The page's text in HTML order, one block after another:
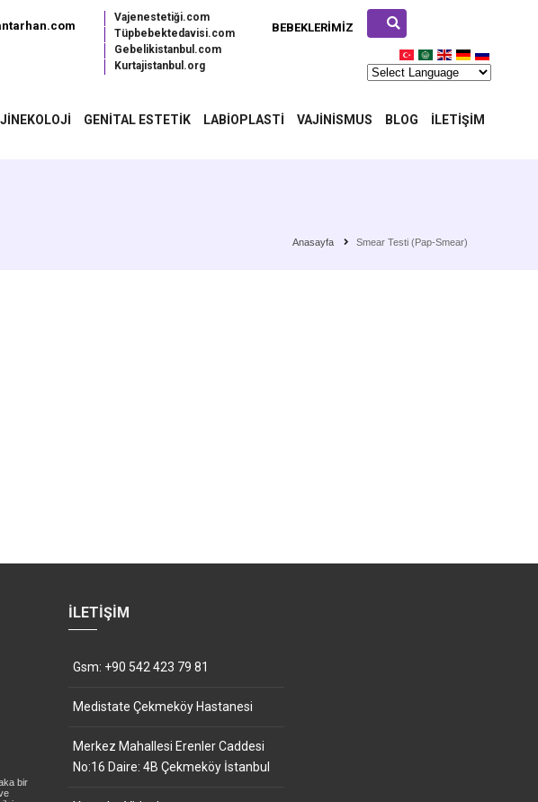
BEBEKLERIMIZ
Vajenestetiği.com
Tüpbebektedavisi.com
Gebelikistanbul.com
Kurtajistanbul.org
JINEKOLOJI GENITAL ESTETIK LABIOPLASTI VAJINISMUS BLOG İLETIŞIM
Anasayfa Smear Testi (Pap-Smear)
bir
İLETIŞIM
Gsm: +90 542 423 79 81
Medistate Çekmeköy Hastanesi
Merkez Mahallesi Erenler Caddesi
No:16 Daire: 4B Çekmeköy İstanbul